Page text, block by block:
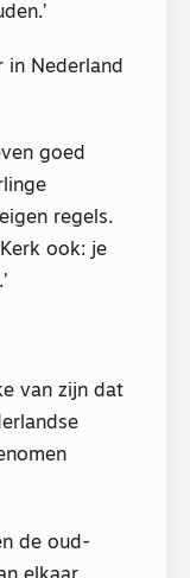
in Nederland
goed
regels.
ook: je
van zijn dat
de oud-